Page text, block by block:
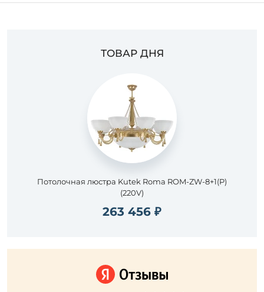
ТОВАР ДНЯ
Потолочная люстра Kutek Roma ROM-ZW-8+1(P)
(220V)
263 456 ₽